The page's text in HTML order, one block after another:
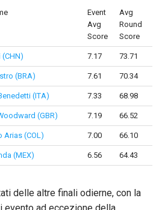
Event
Avg
Score
Avg
Round
Score
(CHN) 7.17 73.71
(BRA) 7.61 70.34
(ITA) 7.33 68.98
(GBR) 7.19 66.52
Arias (COL) 7.00 66.10
(MEX) 6.56 64.43
delle altre finali odierne, con la
evento ad eccezione della